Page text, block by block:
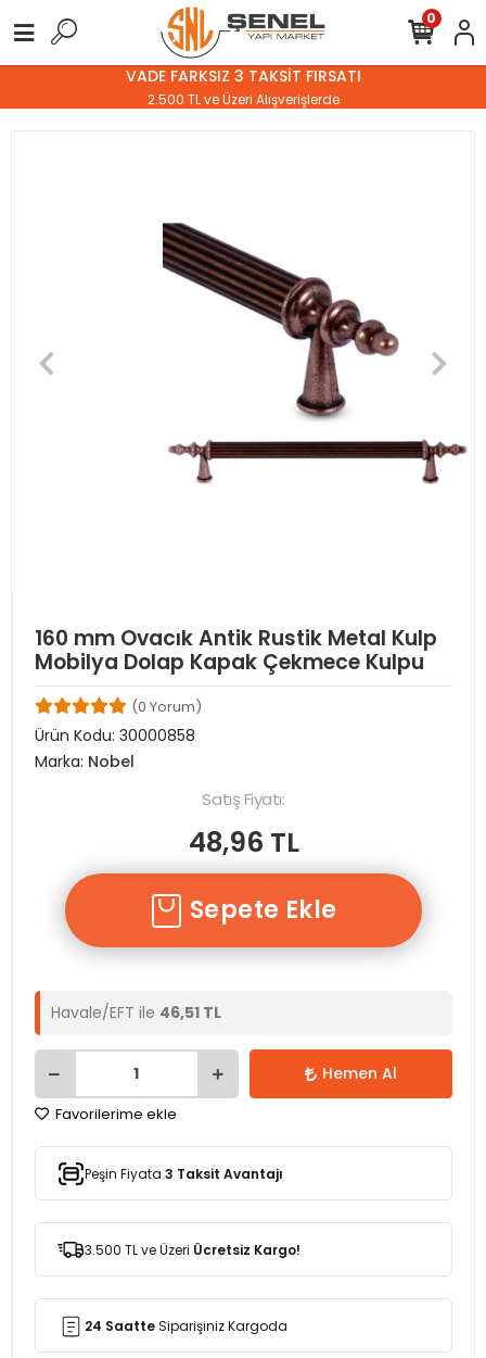
VADE FARKSIZ 3 TAKSİT FIRSATI
2.500 TL ve Üzeri Alışverişlerde
0
160 mm Ovacık Antik Rustik Metal Kulp
Mobilya Dolap Kapak Çekmece Kulpu
(0 Yorum)
Ürün Kodu: 30000858
Marka: Nobel
Satış Fiyatı:
48,96 TL
Sepete Ekle
Havale/EFT ile 46,51 TL
Hemen Al
Favorilerime ekle
Peşin Fiyata 3 Taksit Avantajı
3.500 TL ve Üzeri Ücretsiz Kargo!
24 SaatteSiparişiniz Kargoda